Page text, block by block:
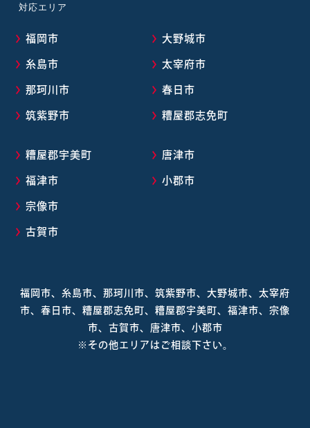
対応エリア
福岡市
糸島市
那珂川市
筑紫野市
大野城市
太宰府市
春日市
糟屋郡志免町
糟屋郡宇美町
福津市
宗像市
古賀市
唐津市
小郡市
福岡市、糸島市、那珂川市、筑紫野市、大野城市、太宰府
市、春日市、糟屋郡志免町、糟屋郡宇美町、福津市、宗像
市、古賀市、唐津市、小郡市
※その他エリアはご相談下さい。